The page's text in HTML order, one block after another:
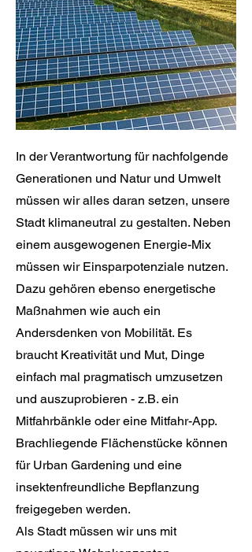
In der Verantwortung für nachfolgende
Generationen und Natur und Umwelt
müssen wir alles daran setzen, unsere
Stadt klimaneutral zu gestalten. Neben
einem ausgewogenen Energie-Mix
müssen wir Einsparpotenziale nutzen.
Dazu gehören ebenso energetische
Maßnahmen wie auch ein
Andersdenken von Mobilität. Es
braucht Kreativität und Mut, Dinge
einfach mal pragmatisch umzusetzen
und auszuprobieren - z.B. ein
Mitfahrbänkle oder eine Mitfahr-App.
Brachliegende Flächenstücke können
für Urban Gardening und eine
insektenfreundliche Bepflanzung
freigegeben werden.
Als Stadt müssen wir uns mit